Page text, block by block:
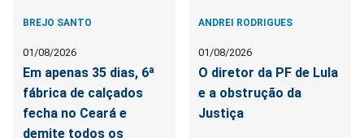
BREJO SANTO
01/08/2026
Em apenas 35 dias, 6ª
fábrica de calçados
fecha no Ceará e
demite todos os
ANDREI RODRIGUES
01/08/2026
O diretor da PF de Lula
e a obstrução da
Justiça